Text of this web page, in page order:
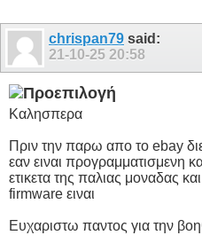
chrispan79 said:
21-10-25 20:58
Καλησπερα
Πριν την παρω απο το ebay
εαν ειναι προγραμματισμενη
ετικετα της παλιας μοναδας
firmware ειναι
Ευχαριστω παντος για την